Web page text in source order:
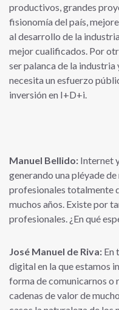
productivos, grandes
fisionomía del país,
al desarrollo de la
mejor cualificados. Por
ser palanca de la industria
necesita un esfuerzo
inversión en I+D+i.
Manuel Bellido: Internet
generando una pléyade
profesionales totalmente
muchos años. Existe por
profesionales. ¿En qué
José Manuel de Riva: En
digital en la que estamos
forma de comunicarnos o
cadenas de valor de